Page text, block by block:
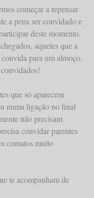
começar a repensar
a pena ser convidado e
deste momento.
aqueles que a
para um almoço.
que só aparecem
numa ligação no final
não precisam
convidar parentes
contatos muito
te acompanham de